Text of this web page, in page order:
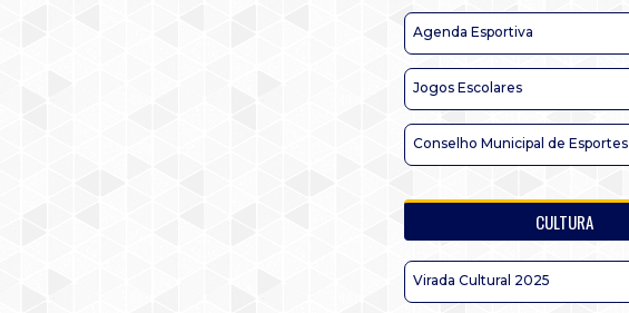
Agenda Esportiva
Jogos Escolares
Conselho Municipal de Esportes
CULTURA
Virada Cultural 2025